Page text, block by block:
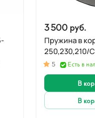
3 500 руб.
Пружина в
5 Есть в
В
В